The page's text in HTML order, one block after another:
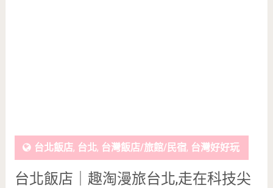
台北飯店, 台北, 台灣飯店/旅館/民宿, 台灣好好玩
台北飯店｜趣淘漫旅台北,走在科技尖